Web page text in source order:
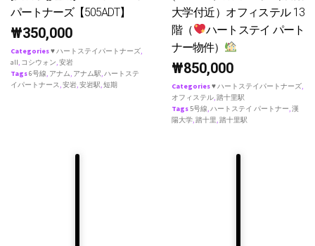
パートナーズ【505ADT】
₩350,000
Categories♥ ハートステイパートナーズ,
all, コシウォン,安岩
Tags6号線, アナム, アナム駅,ハートステ
イパートナース,安岩,安岩駅,短期
大学付近）オフィステル 13
階（
ハートステイ パート
ナー物件）
₩850,000
Categories♥ ハートステイパートナーズ,
オフィステル,踏十里駅
Tags 5号線,ハートステイ パートナー,漢
陽大学,踏十里,踏十里駅